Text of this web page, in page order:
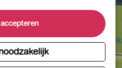
Musea en meer
Producten uit de Bollenstreek
Gezond en actief